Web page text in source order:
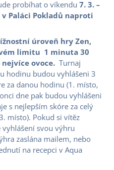
probíhat o víkendu 7. 3. –
v Paláci Pokladů naproti
úroveň hry Zen,
limitu 1 minuta 30
ovoce. Turnaj
hodinu budou vyhlášeni 3
za danou hodinu (1. místo,
dne pak budou vyhlášeni
s nejlepším skóre za celý
místo). Pokud si vítěz
svou výhru
zaslána mailem, nebo
na recepci v Aqua